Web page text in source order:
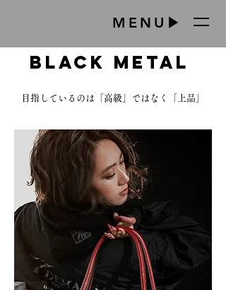
​MENU▶
BLACK METAL
​目指しているのは「高級」ではなく「上品」